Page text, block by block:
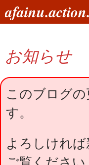
ン
へ
ス
キ
プ
索
お知らせ
このブログ
す。
よろしけれ
ご覧ください